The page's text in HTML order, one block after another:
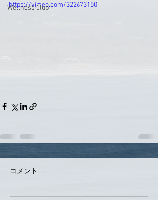
Wellness Club
https://vimeo.com/322673150
コメント